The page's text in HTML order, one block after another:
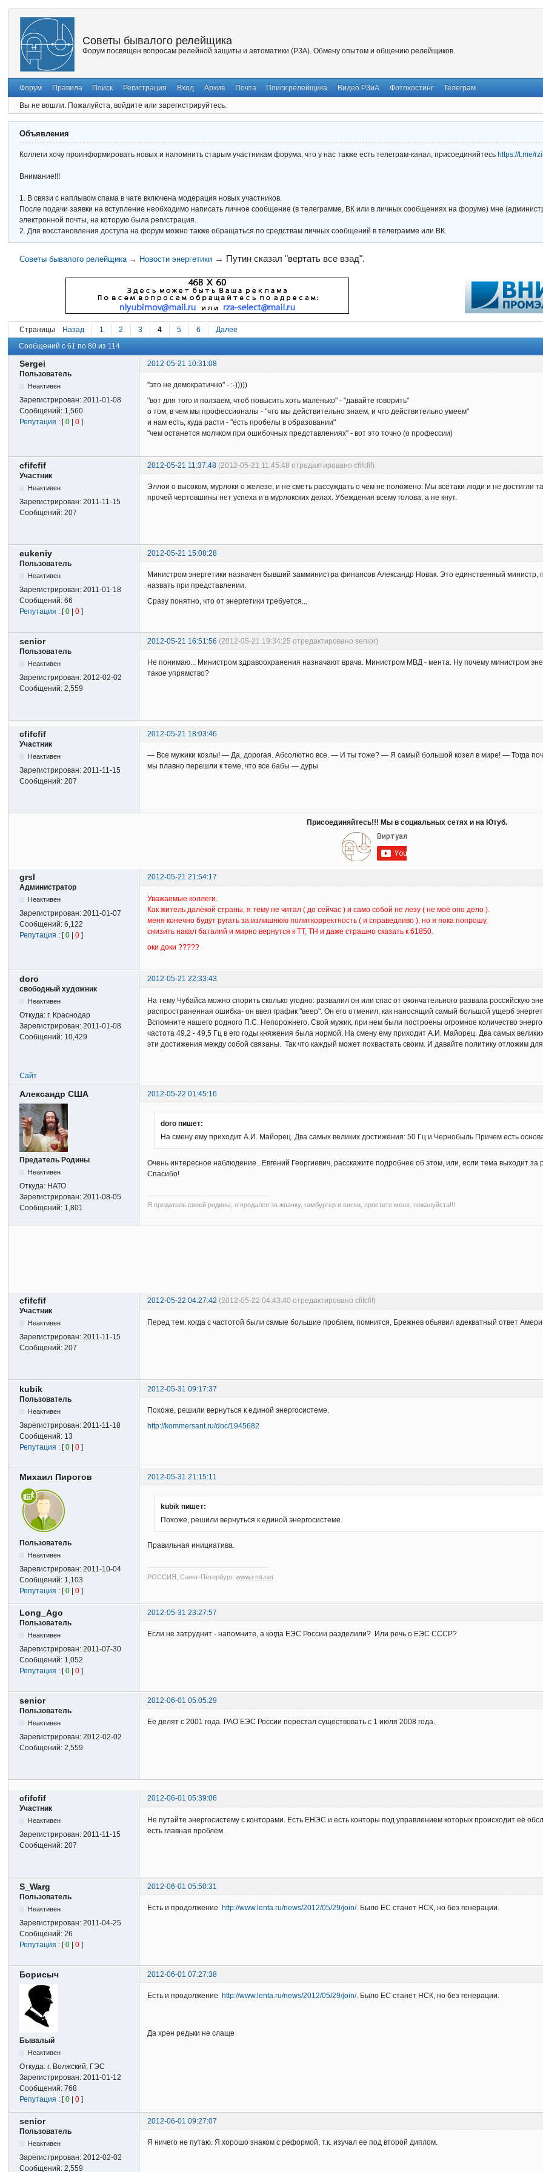
Советы бывалого релейщика
Форум посвящен вопросам релейной защиты и автоматики (РЗА). Обмену опытом и общению релейщиков.
Форум Правила Поиск Регистрация Вход Архив Почта Поиск релейщика Видео РЗиА Фотохостинг Телеграм
Вы не вошли. Пожалуйста, войдите или зарегистрируйтесь.
Объявления
Коллеги хочу проинформировать новых и напомнить старым участникам форума, что у нас также есть телеграм-канал, присоединяйтесь https://t.me/
Внимание!!!
1. В связи с наплывом спама в чате включена модерация новых участников.
После подачи заявки на вступление необходимо написать личное сообщение (в телеграмме, ВК или в личных сообщениях на форуме) мне
электронной почты, на которую была регистрация.
2. Для восстановления доступа на форум можно также обращаться по средствам личных сообщений в телеграмме или ВК.
Советы бывалого релейщика → Новости энергетики → Путин сказал "вертать все взад".
Страницы Назад 1 2 3 4 5 6 Далее
Сообщений с 61 по 80 из 114
Sergei
2012-05-21 10:31:08
Пользователь
Неактивен
Зарегистрирован:2011-01-08
Сообщений: 1,560
Репутация : [0 |0 ]
"это не демократично" - :-)))))
"вот для того и ползаем, чтоб повысить хоть маленько" - "давайте говорить"
о том, в чем мы профессионалы - "что мы действительно знаем, и что действительно умеем"
и нам есть, куда расти - "есть пробелы в образовании"
"чем останется молчком при ошибочных представлениях" - вот это точно (о профессии)
cfifcfif 2012-05-21 11:37:48 (2012-05-21 11:45:48 отредактировано cfifcfif)
Участник
Неактивен
Зарегистрирован:2011-11-15
Сообщений:207
Эллои о высоком, мурлоки о железе, и не сметь рассуждать о чём не положено. Мы всётаки люди и не достигли
прочей чертовшины нет успеха и в мурлокских делах. Убеждения всему голова, а не кнут.
eukeniy
2012-05-21 15:08:28
Пользователь
Неактивен
Зарегистрирован:2011-01-18
Сообщений:66
Репутация : [0 |0 ]
Министром энергетики назначен бывший замминистра финансов Александр Новак. Это единственный
назвать при представлении.
Сразу понятно, что от энергетики требуется...
senior 2012-05-21 16:51:56 (2012-05-21 19:34:25 отредактировано senior)
Пользователь
Неактивен
Зарегистрирован:2012-02-02
Сообщений:2,559
Не понимаю... Министром здравоохранения назначают врача. Министром МВД - мента. Ну почему министром
такое упрямство?
cfifcfif
2012-05-21 18:03:46
Участник
Неактивен
Зарегистрирован:2011-11-15
Сообщений:207
— Все мужики козлы! — Да, дорогая. Абсолютно все. — И ты тоже? — Я самый большой козел в мире! — Тогда
мы плавно перешли к теме, что все бабы — дуры
Присоединяйтесь!!! Мы в социальных сетях и на Ютуб.
grsl
2012-05-21 21:54:17
Администратор
Неактивен
Зарегистрирован:2011-01-07
Сообщений:6,122
Репутация : [0 |0 ]
Уважаемые коллеги.
Как житель далёкой страны, я тему не читал ( до сейчас ) и само собой не лезу ( не моё оно дело ).
меня конечно будут ругать за излишнюю политкорректность ( и справедливо ), но я пока попрошу,
снизить накал баталий и мирно вернутся к ТТ, ТН и даже страшно сказать к 61850.
оки доки ?????
doro
2012-05-21 22:33:43
свободный художник
Неактивен
Откуда:г. Краснодар
Зарегистрирован:2011-01-08
Сообщений: 10,429
На тему Чубайса можно спорить сколько угодно: развалил он или спас от окончательного развала российскую
распространенная ошибка- он ввел график "веер". Он его отменил, как наносящий самый большой ущерб
Вспомните нашего родного П.С. Непорожнего. Свой мужик, при нем были построены огромное количество
частота 49,2 - 49,5 Гц в его годы княжения была нормой. На смену ему приходит А.И. Майорец. Два самых
эти достижения между собой связаны. Так что каждый может похвастать своим. И давайте политику отложим для
Сайт
Александр США 2012-05-22 01:45:16
Предатель Родины
Неактивен
Откуда: НАТО
Зарегистрирован:2011-08-05
Сообщений: 1,801
doro пишет:
На смену ему приходит А.И. Майорец. Два самых великих достижения: 50 Гц и Чернобыль Причем есть
Очень интересное наблюдение.. Евгений Георгиевич, расскажите подробнее об этом, или, если тема выходит за
Спасибо!
Я предатель своей родины, я продался за жвачку, гамбургер и виски, простите меня, пожалуйста!!!
cfifcfif 2012-05-22 04:27:42 (2012-05-22 04:43:40 отредактировано cfifcfif)
Участник
Неактивен
Зарегистрирован:2011-11-15
Сообщений:207
Перед тем. когда с частотой были самые большие проблем, помнится, Брежнев обьявил адекватный ответ
kubik
2012-05-31 09:17:37
Пользователь
Неактивен
Зарегистрирован:2011-11-18
Сообщений: 13
Репутация : [0 |0 ]
Похоже, решили вернуться к единой энергосистеме.
http://kommersant.ru/doc/1945682
Михаил Пирогов 2012-05-31 21:15:11
Пользователь
Неактивен
Зарегистрирован:2011-10-04
Сообщений: 1,103
Репутация : [0 |0 ]
kubik пишет:
Похоже, решили вернуться к единой энергосистеме.
Правильная инициатива.
РОССИЯ, Санкт-Петербург,www.i-mt.net
Long_Ago
2012-05-31 23:27:57
Пользователь
Неактивен
Зарегистрирован:2011-07-30
Сообщений: 1,052
Репутация : [0 |0 ]
Если не затруднит - напомните, а когда ЕЭС России разделили? Или речь о ЕЭС СССР?
senior
2012-06-01 05:05:29
Пользователь
Неактивен
Зарегистрирован:2012-02-02
Сообщений:2,559
Ее делят с 2001 года. РАО ЕЭС России перестал существовать с 1 июля 2008 года.
cfifcfif
2012-06-01 05:39:06
Участник
Неактивен
Зарегистрирован:2011-11-15
Сообщений:207
Не путайте энергосистему с конторами. Есть ЕНЭС и есть конторы под управлением которых происходит её
есть главная проблем.
S_Warg
2012-06-01 05:50:31
Пользователь
Неактивен
Зарегистрирован:2011-04-25
Сообщений:26
Репутация : [0 |0 ]
Есть и продолжениеhttp://www.lenta.ru/news/2012/05/29/join/. Было ЕС станет НСК, но без генерации.
Борисыч 2012-06-01 07:27:38
Бывалый
Неактивен
Откуда:г. Волжский, ГЭС
Зарегистрирован:2011-01-12
Сообщений:768
Репутация : [0 |0 ]
Есть и продолжение http://www.lenta.ru/news/2012/05/29/join/. Было ЕС станет НСК, но без генерации.
Да хрен редьки не слаще
senior
2012-06-01 09:27:07
Пользователь
Неактивен
Зарегистрирован:2012-02-02
Сообщений:2,559
Я ничего не путаю. Я хорошо знаком с реформой, т.к. изучал ее под второй диплом.